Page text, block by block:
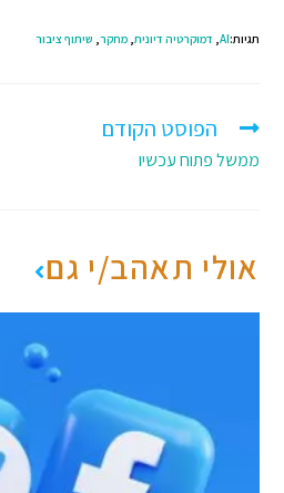
תגיות:AI דמוקרטיה דיונית מחקר שיתוף ציבור
הפוסט הקודם
ממשל פתוח עכשיו
אולי תאהב/י גם